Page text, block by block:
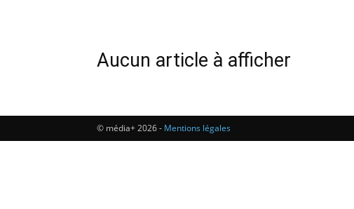
Aucun article à afficher
© média+ 2026 - Mentions légales